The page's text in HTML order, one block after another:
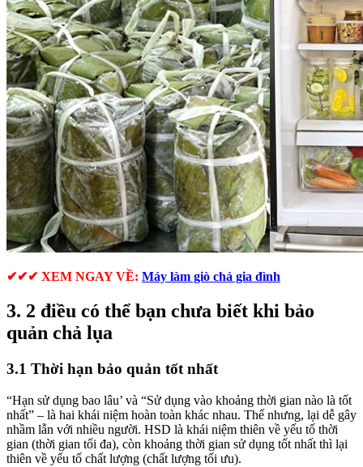
✔✔✔ XEM NGAY VỀ: Máy làm giò chả gia đình
3. 2 điều có thể bạn chưa biết khi bảo
quản chả lụa
3.1 Thời hạn bảo quản tốt nhất
“Hạn sử dụng bao lâu’ và “Sử dụng vào khoảng thời gian nào là tốt
nhất” – là hai khái niệm hoàn toàn khác nhau. Thế nhưng, lại dễ gây
nhầm lẫn với nhiều người. HSD là khái niệm thiên về yếu tố thời
gian (thời gian tối đa), còn khoảng thời gian sử dụng tốt nhất thì lại
thiên về yếu tố chất lượng (chất lượng tối ưu).